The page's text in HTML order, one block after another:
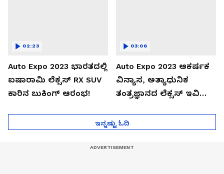
Auto Expo 2023 ಭಾರತದಲ್ಲಿ
ಐಷಾರಾಮಿ ಲೆಕ್ಸಸ್ RX SUV
ಕಾರಿನ ಬುಕಿಂಗ್ ಆರಂಭ!
02:23
Auto Expo 2023 ಆಕರ್ಷಕ
ವಿನ್ಯಾಸ, ಅತ್ಯಾಧುನಿಕ
ತಂತ್ರಜ್ಞಾನದ ಲೆಕ್ಸಸ್ ಇವಿ
03:06
ಇನ್ನಷ್ಟು ಓದಿ